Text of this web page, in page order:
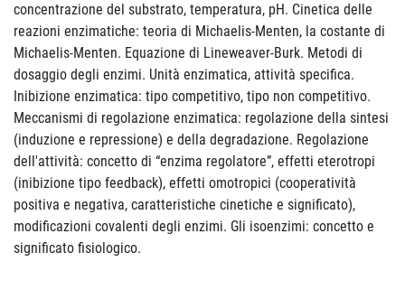
concentrazione del substrato, temperatura, pH. Cinetica delle
reazioni enzimatiche: teoria di Michaelis-Menten, la costante di
Michaelis-Menten. Equazione di Lineweaver-Burk. Metodi di
dosaggio degli enzimi. Unità enzimatica, attività specifica.
Inibizione enzimatica: tipo competitivo, tipo non competitivo.
Meccanismi di regolazione enzimatica: regolazione della sintesi
(induzione e repressione) e della degradazione. Regolazione
dell'attività: concetto di “enzima regolatore”, effetti eterotropi
(inibizione tipo feedback), effetti omotropici (cooperatività
positiva e negativa, caratteristiche cinetiche e significato),
modificazioni covalenti degli enzimi. Gli isoenzimi: concetto e
significato fisiologico.